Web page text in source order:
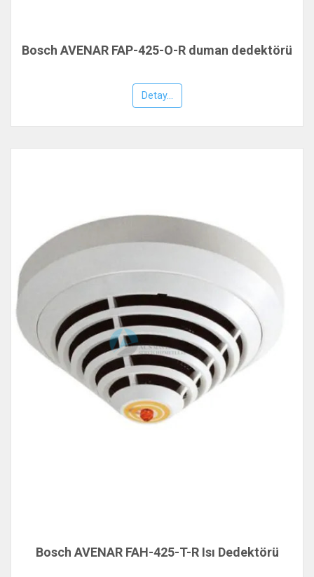
Bosch AVENAR FAP-425-O-R duman dedektörü
Detay...
Bosch AVENAR FAH-425-T-R Isı Dedektörü